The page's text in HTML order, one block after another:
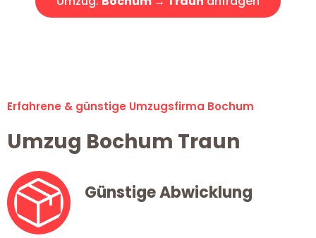
Erfahrene & günstige Umzugsfirma Bochum
Umzug Bochum Traun
Günstige Abwicklung